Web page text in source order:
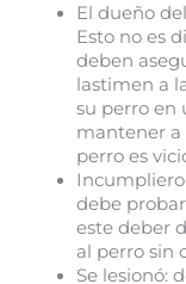
El dueño
Esto no es
deben
lastimen a
su perro en
mantener a
perro es
debe
este deber
al perro sin
Se lesionó: